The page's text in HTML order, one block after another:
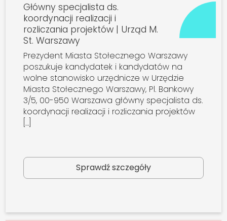
Główny specjalista ds.
koordynacji realizacji i
rozliczania projektów | Urząd M.
St. Warszawy
Prezydent Miasta Stołecznego Warszawy
poszukuje kandydatek i kandydatów na
wolne stanowisko urzędnicze w Urzędzie
Miasta Stołecznego Warszawy, Pl. Bankowy
3/5, 00-950 Warszawa główny specjalista ds.
koordynacji realizacji i rozliczania projektów
[…]
Sprawdź szczegóły